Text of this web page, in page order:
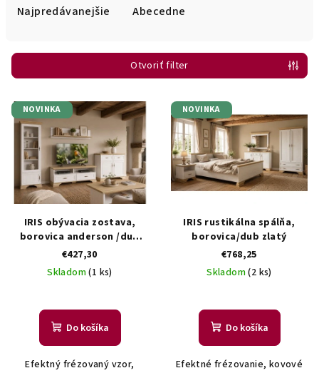
e
r
o
k
Najpredávanejšie Abecedne
Otvoriť filter
V
ý
p
NOVINKA
IRIS obývacia zostava,
borovica anderson /dub
zlatý.
€427,30
Skladom(1 ks)
Do košíka
Efektný frézovaný vzor,
NOVINKA
IRIS rustikálna spálňa,
borovica/dub zlatý
€768,25
Skladom(2 ks)
Do košíka
Efektné frézovanie, kovové